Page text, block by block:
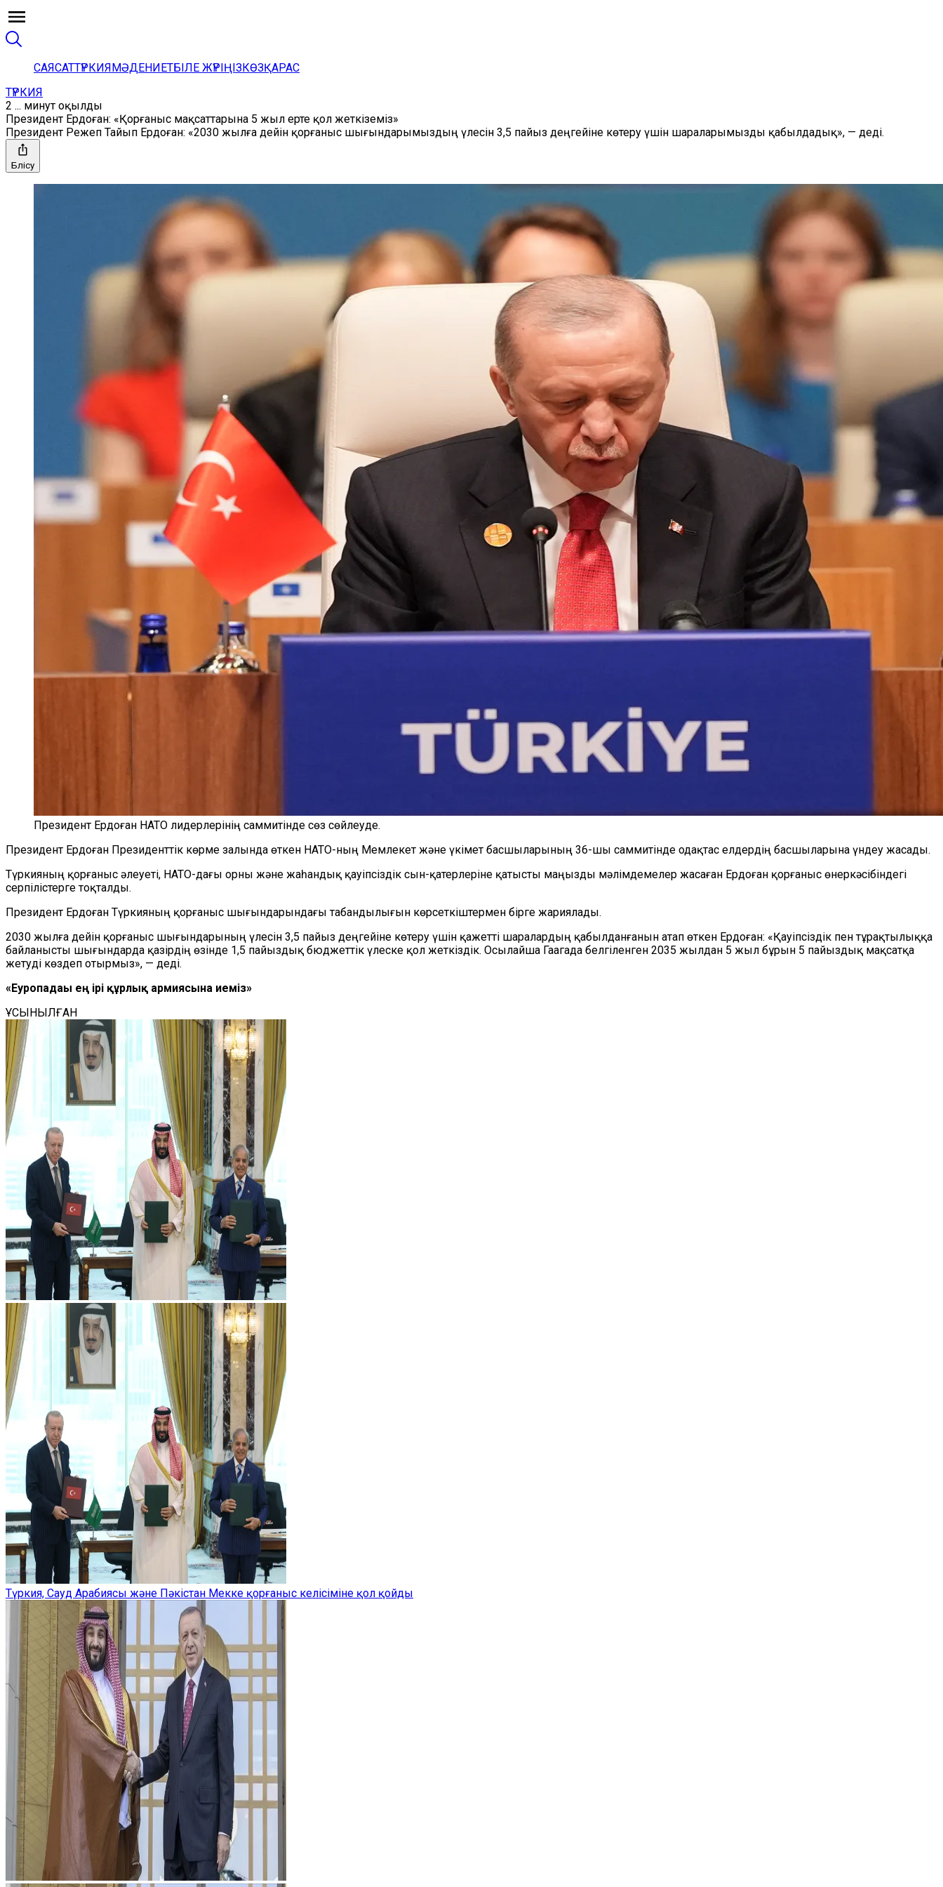
САЯСАТТҮРКИЯМӘДЕНИЕТБІЛЕ ЖҮРІҢІЗКӨЗҚАРАС
ТҮРКИЯ
2 ... минут оқылды
Президент Ердоған: «Қорғаныс мақсаттарына 5 жыл ерте қол жеткіземіз»
Президент Режеп Тайып Ердоған: «2030 жылға дейін қорғаныс шығындарымыздың үлесін 3,5 пайыз деңгейіне көтеру үшін шараларымызды қабылдадық», — деді.
Бөлісу
Президент Ердоған НАТО лидерлерінің саммитінде сөз сөйлеуде.
Президент Ердоған Президенттік көрме залында өткен НАТО-ның Мемлекет және үкімет басшыларының 36-шы саммитінде одақтас елдердің басшыларына үндеу жасады.
Түркияның қорғаныс әлеуеті, НАТО-дағы орны және жаһандық қауіпсіздік сын-қатерлеріне қатысты маңызды мәлімдемелер жасаған Ердоған қорғаныс өнеркәсібіндегі
серпілістерге тоқталды.
Президент Ердоған Түркияның қорғаныс шығындарындағы табандылығын көрсеткіштермен бірге жариялады.
2030 жылға дейін қорғаныс шығындарының үлесін 3,5 пайыз деңгейіне көтеру үшін қажетті шаралардың қабылданғанын атап өткен Ердоған: «Қауіпсіздік пен тұрақтылыққа
байланысты шығындарда қазірдің өзінде 1,5 пайыздық бюджеттік үлеске қол жеткіздік. Осылайша Гаагада белгіленген 2035 жылдан 5 жыл бұрын 5 пайыздық мақсатқа
жетуді көздеп отырмыз», — деді.
«Еуропадағы ең ірі құрлық армиясына иеміз»
ҰСЫНЫЛҒАН
Түркия, Сауд Арабиясы және Пәкістан Мекке қорғаныс келісіміне қол қойды